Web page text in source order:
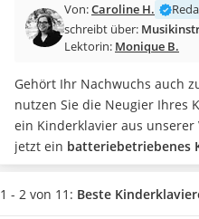
Laufrad
Kinderschubkarre
Kinderuhr
Babyphone
Treppenschutzgitter
Kindersitz ab 4 Jahren
Kinderroller 3 Räder
Ferngesteuertes Auto
Von:Caroline H.
schreibt über:
Lektorin: Monique B.
Gehört Ihr Nachwuchs auch
nutzen Sie die Neugier Ihres
ein Kinderklavier aus unserer
jetzt ein batteriebetriebenes
heimischen Test nahezu wie
Kinderpianos ohne
1 - 2 von 11: Beste